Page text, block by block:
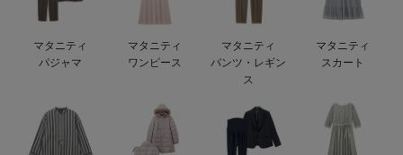
快適機能ウェア特集 ボトムス
快適機能ウェア特集 パジャマ
安心の日本製。先輩ママが買ってよかった！本当に必要な出産準備品
長く使えるアイテム
お部屋映えアイテム
マタニティ
パジャマ
マタニティ
ワンピース
マタニティ
パンツ・レギン
ス
マタニティ
スカート